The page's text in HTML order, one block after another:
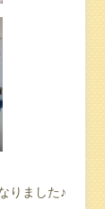
りました♪